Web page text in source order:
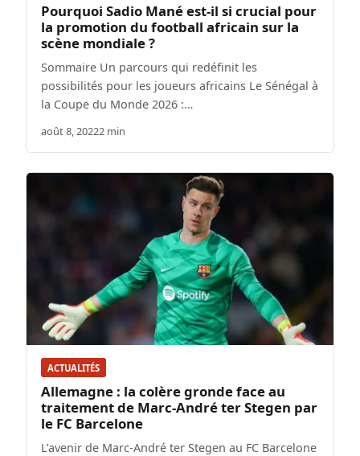
Pourquoi Sadio Mané est-il si crucial pour
la promotion du football africain sur la
scène mondiale ?
Sommaire Un parcours qui redéfinit les
possibilités pour les joueurs africains Le Sénégal à
la Coupe du Monde 2026 :…
août 8, 20222 min
ACTUALITÉS
Allemagne : la colère gronde face au
traitement de Marc-André ter Stegen par
le FC Barcelone
L’avenir de Marc-André ter Stegen au FC Barcelone